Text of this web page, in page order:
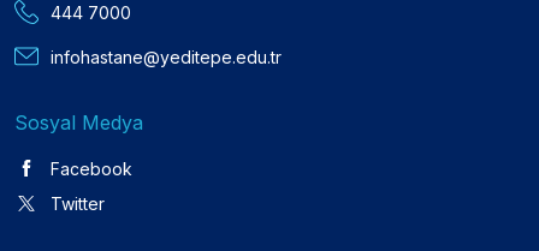
444 7000
infohastane@yeditepe.edu.tr
Sosyal Medya
Facebook
Twitter